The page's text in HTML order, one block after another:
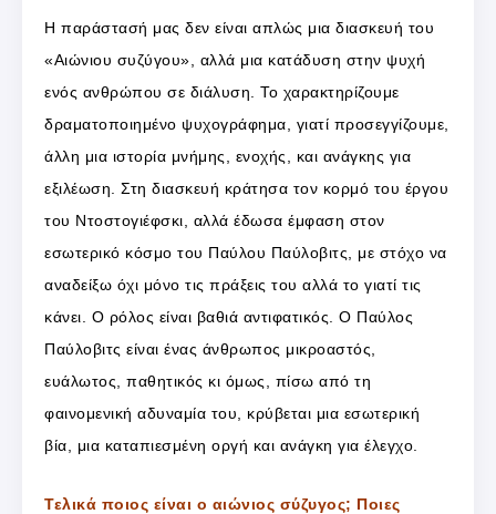
Η παράστασή μας δεν είναι απλώς μια διασκευή του
«Αιώνιου συζύγου», αλλά μια κατάδυση στην ψυχή
ενός ανθρώπου σε διάλυση. Το χαρακτηρίζουμε
δραματοποιημένο ψυχογράφημα, γιατί προσεγγίζουμε,
άλλη μια ιστορία μνήμης, ενοχής, και ανάγκης για
εξιλέωση. Στη διασκευή κράτησα τον κορμό του έργου
του Ντοστογιέφσκι, αλλά έδωσα έμφαση στον
εσωτερικό κόσμο του Παύλου Παύλοβιτς, με στόχο να
αναδείξω όχι μόνο τις πράξεις του αλλά το γιατί τις
κάνει. Ο ρόλος είναι βαθιά αντιφατικός. Ο Παύλος
Παύλοβιτς είναι ένας άνθρωπος μικροαστός,
ευάλωτος, παθητικός κι όμως, πίσω από τη
φαινομενική αδυναμία του, κρύβεται μια εσωτερική
βία, μια καταπιεσμένη οργή και ανάγκη για έλεγχο.
Τελικά ποιος είναι ο αιώνιος σύζυγος; Ποιες